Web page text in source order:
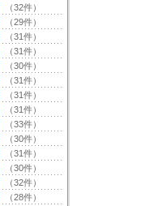
（32件）
（29件）
（31件）
（31件）
（30件）
（31件）
（31件）
（31件）
（33件）
（30件）
（31件）
（30件）
（32件）
（28件）